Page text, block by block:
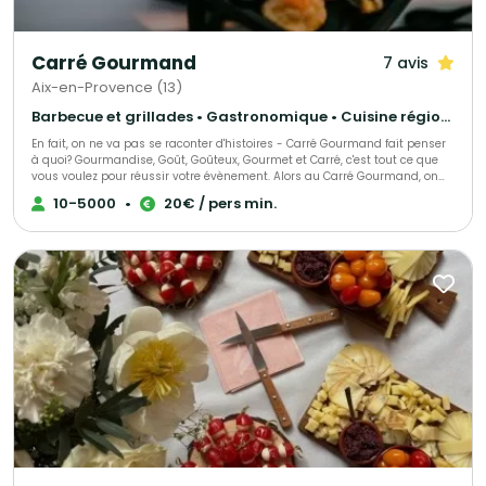
Carré Gourmand 7 avis
Aix-en-Provence (13)
Barbecue et grillades • Gastronomique • Cuisine régionale
En fait, on ne va pas se raconter d'histoires - Carré Gourmand fait penser
à quoi? Gourmandise, Goût, Goûteux, Gourmet et Carré, c'est tout ce que
vous voulez pour réussir votre évènement. Alors au Carré Gourmand, on
peut dire encore beaucoup de choses... Le mieux c'est de goûter. Jérôme
GHIBAUDO
10-5000 • 20€ / pers min.